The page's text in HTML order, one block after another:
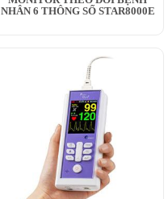
NHÂN 6 THÔNG SỐ STAR8000E